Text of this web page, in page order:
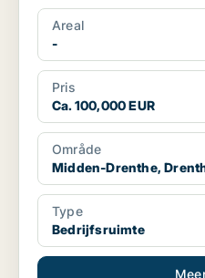
Areal
-
Pris
Ca. 100,000 EUR
Område
Midden-Drenthe,
Type
Bedrijfsruimte